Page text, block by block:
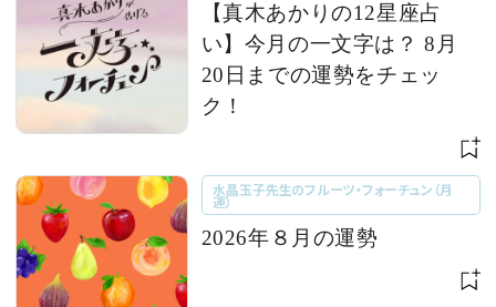
【真木あかりの12星座占
い】今月の一文字は？ 8月
20日までの運勢をチェッ
ク！
水晶玉子先生のフルーツ・フォーチュン（月
運）
2026年８月の運勢